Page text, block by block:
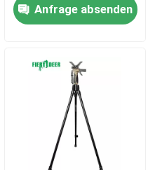
Anfrage absenden